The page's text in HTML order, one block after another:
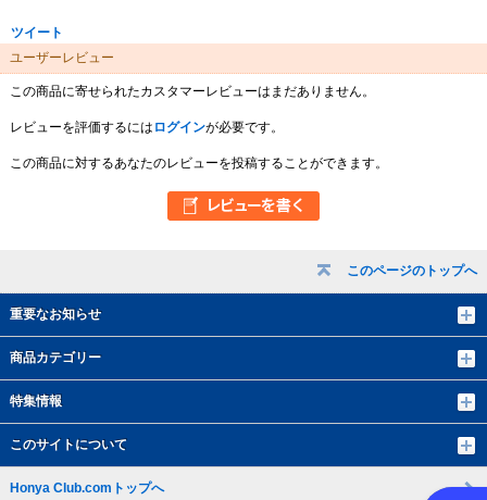
このページのトップへ
重要なお知らせ
商品カテゴリー
特集情報
このサイトについて
ツイート
ユーザーレビュー
この商品に寄せられたカスタマーレビューはまだありません。
レビューを評価するには ログインが必要です。
この商品に対するあなたのレビューを投稿することができます。
Honya Club.comトップへ